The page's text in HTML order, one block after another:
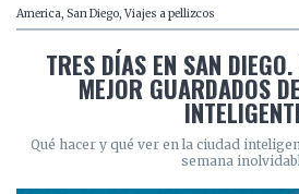
America, San Diego, Viajes a pellizcos
TRES DÍAS EN SAN
MEJOR GUARDADOS
Qué hacer y qué ver en la ciudad
semana